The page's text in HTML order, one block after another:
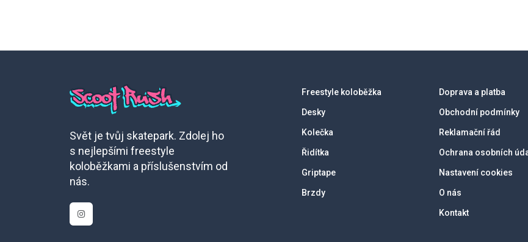
Svět je tvůj skatepark. Zdolej ho
s nejlepšími freestyle
koloběžkami a příslušenstvím od
nás.
Freestyle koloběžka
Desky
Kolečka
Řidítka
Griptape
Brzdy
Doprava a platba
Obchodní podmínky
Reklamační řád
Ochrana osobních
Nastavení cookies
O nás
Kontakt